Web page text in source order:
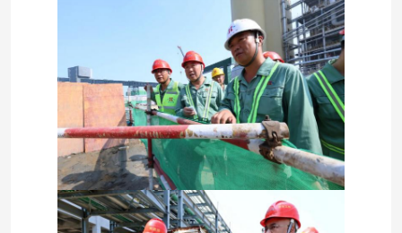
کود نیتروژن پتاسیم
کود مرکب
نیترات کلسیم آمونیوم (CAN)